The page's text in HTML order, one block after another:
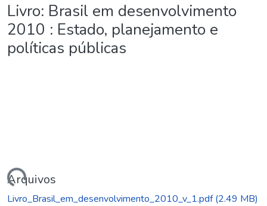
Livro: Brasil em desenvolvimento
2010 : Estado, planejamento e
políticas públicas
Arquivos
Livro_Brasil_em_desenvolvimento_2010_v_1.pdf(2.49 MB)